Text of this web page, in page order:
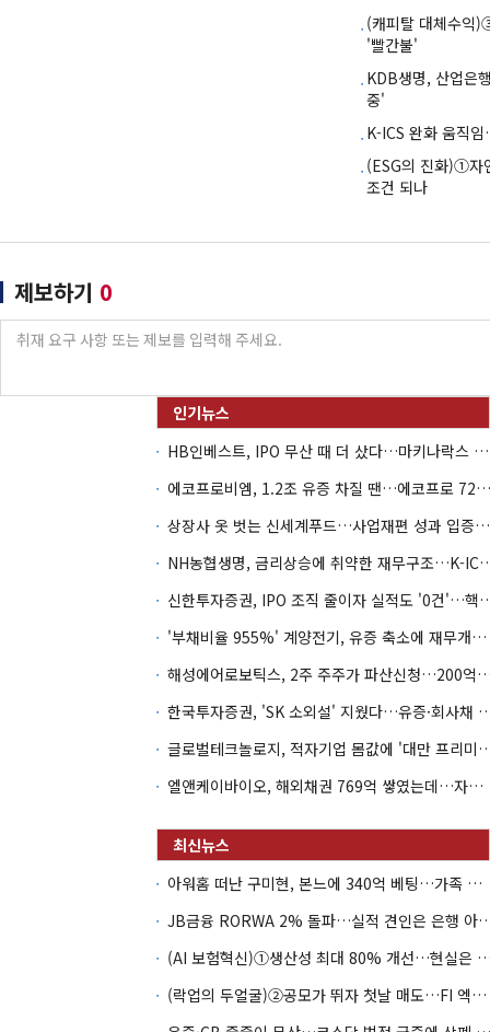
(캐피탈 대체수익
'빨간불'
KDB생명, 산업은
중'
K-ICS 완화 움직
(ESG의 진화)①자
조건 되나
제보하기 0
HB인베스트, IPO 무산 때 더 샀다…마키나락스 투자 2.7배 회수
에코프로비엠, 1.2조 유증 차질 땐…에코프로 7270억 '독박'
상장사 옷 벗는 신세계푸드…사업재편 성과 입증할까
NH농협생명, 금리상승에 취
신한투자증권, IPO 조직 줄
'부채비율 955%' 계양전기, 유증 축소에 재무개선 효과 '뚝'
해성에어로보틱스, 2주 주주가 파산
한국투자증권, 'SK 소외설' 지웠
글로벌테크놀로지, 적자기업 몸값
엘앤케이바이오, 해외채권 769억 쌓였는데…자회사 4곳 자본잠식
아워홈 떠난 구미현, 본느에 340억 베팅…가족 지배체제 구축
JB금융 RORWA 2% 돌파…실
(AI 보험혁신)①생산성 최대 80%
(락업의 두얼굴)②공모가 뛰자 첫날 매도…FI 엑시트 전략 갈렸다